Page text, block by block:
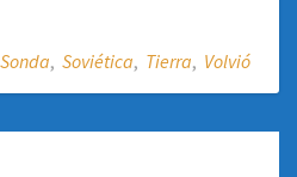
Sonda, Soviética, Tierra, Volvió